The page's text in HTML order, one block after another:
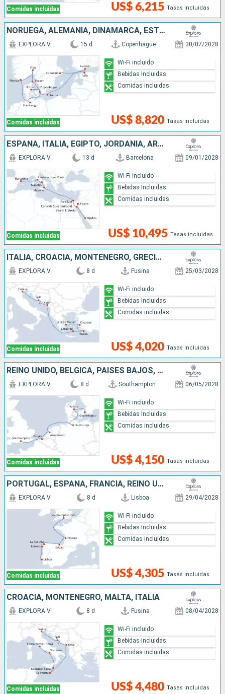
Comidas incluidas US$ 6,215 Tasas incluidas
NORUEGA, ALEMANIA, DINAMARCA, ESTONIA, FINLANDIA, SUECIA
Comidas incluidas
EXPLORA V 15 d Copenhague 30/07/2028
US$ 8,820 Tasas incluidas
Wi-Fi incluido
Bebidas Incluidas
Comidas incluidas
ESPAÑA, ITALIA, EGIPTO, JORDANIA, ARABIA SAUDÍ
Comidas incluidas
EXPLORA V 13 d Barcelona 09/01/2028
US$ 10,495 Tasas incluidas
Wi-Fi incluido
Bebidas Incluidas
Comidas incluidas
ITALIA, CROACIA, MONTENEGRO, GRECIA, TURQUÍA
Comidas incluidas
EXPLORA V 8 d Fusina 25/03/2028
US$ 4,020 Tasas incluidas
Wi-Fi incluido
Bebidas Incluidas
Comidas incluidas
REINO UNIDO, BÉLGICA, PAISES BAJOS, ALEMANIA, DINAMARCA
Comidas incluidas
EXPLORA V 8 d Southampton 06/05/2028
US$ 4,150 Tasas incluidas
Wi-Fi incluido
Bebidas Incluidas
Comidas incluidas
PORTUGAL, ESPAÑA, FRANCIA, REINO UNIDO
Comidas incluidas
EXPLORA V 8 d Lisboa 29/04/2028
US$ 4,305 Tasas incluidas
Wi-Fi incluido
Bebidas Incluidas
Comidas incluidas
CROACIA, MONTENEGRO, MALTA, ITALIA
Comidas incluidas
EXPLORA V 8 d Fusina 08/04/2028
US$ 4,480 Tasas incluidas
Wi-Fi incluido
Bebidas Incluidas
Comidas incluidas